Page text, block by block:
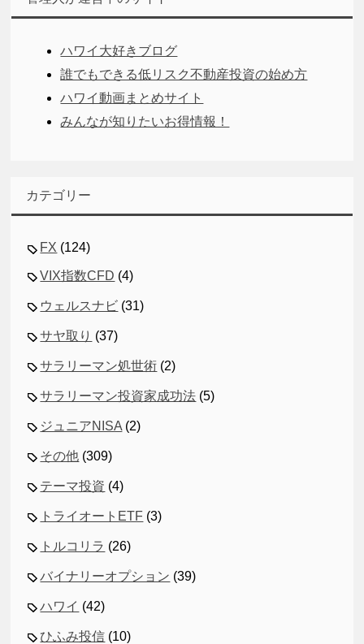
ハワイ大好きブログ
誰でもできる低リスク不動産投資の始め方
ハワイ動画まとめサイト
みんなが知りたいお得情報！
カテゴリー
FX (124)
VIX指数CFD (4)
ウェルスナビ (31)
サヤ取り (37)
サラリーマン処世術 (2)
サラリーマン投資家成功法 (5)
ジュニアNISA (2)
その他 (309)
テーマ投資 (4)
トライオートETF (3)
トルコリラ (26)
バイナリーオプション (39)
ハワイ (42)
ひふみ投信 (10)